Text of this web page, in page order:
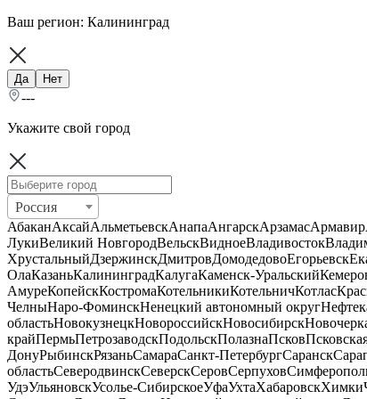
Ваш регион: Калининград
Да Нет
---
Укажите свой город
Россия
АбаканАксайАльметьевскАнапаАнгарскАрзамасАрмавир
ЛукиВеликий НовгородВельскВидноеВладивосток
ХрустальныйДзержинскДмитровДомодедовоЕгорьевск
ОлаКазаньКалининградКалугаКаменск-Уральский
АмуреКопейскКостромаКотельникиКотельничКотлас
ЧелныНаро-ФоминскНенецкий автономный округ
областьНовокузнецкНовороссийскНовосибирск
крайПермьПетрозаводскПодольскПолазнаПсков
ДонуРыбинскРязаньСамараСанкт-ПетербургСаранск
областьСеверодвинскСеверскСеровСерпухов
УдэУльяновскУсолье-СибирскоеУфаУхтаХабаровскХимки